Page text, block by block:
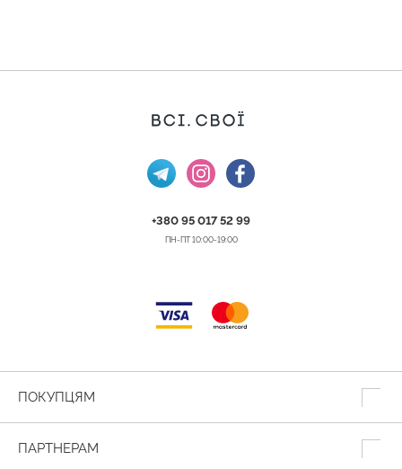
+380 95 017 52 99
ПН-ПТ 10:00-19:00
ПОКУПЦЯМ
ПАРТНЕРАМ